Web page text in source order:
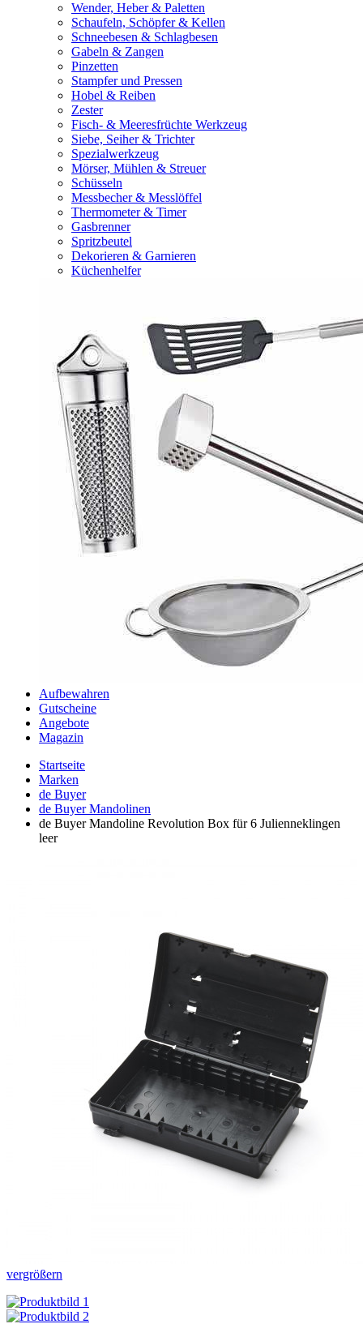
Wender, Heber & Paletten
Schaufeln, Schöpfer & Kellen
Schneebesen & Schlagbesen
Gabeln & Zangen
Pinzetten
Stampfer und Pressen
Hobel & Reiben
Zester
Fisch- & Meeresfrüchte Werkzeug
Siebe, Seiher & Trichter
Spezialwerkzeug
Mörser, Mühlen & Streuer
Schüsseln
Messbecher & Messlöffel
Thermometer & Timer
Gasbrenner
Spritzbeutel
Dekorieren & Garnieren
Küchenhelfer
Aufbewahren
Gutscheine
Angebote
Magazin
Startseite
Marken
de Buyer
de Buyer Mandolinen
de Buyer Mandoline Revolution Box für 6 Julienneklingen
leer
vergrößern